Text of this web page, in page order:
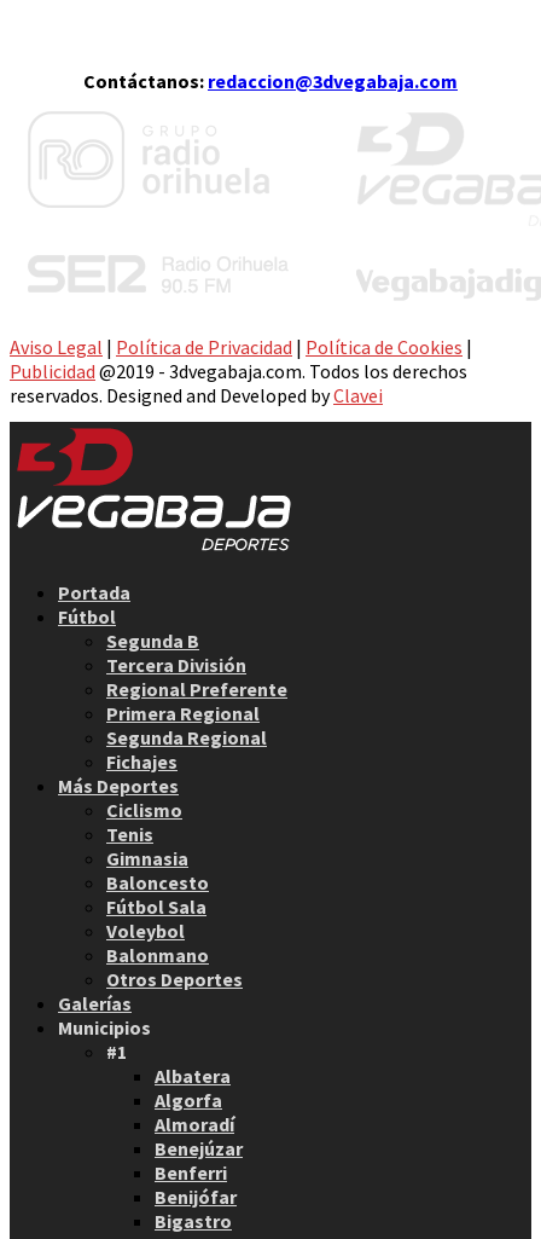
Contáctanos: redaccion@3dvegabaja.com
Aviso Legal | Política de Privacidad | Política de Cookies |
Publicidad @2019 - 3dvegabaja.com. Todos los derechos
reservados. Designed and Developed byClavei
Portada
Fútbol
Segunda B
Tercera División
Regional Preferente
Primera Regional
Segunda Regional
Fichajes
Más Deportes
Ciclismo
Tenis
Gimnasia
Baloncesto
Fútbol Sala
Voleybol
Balonmano
Otros Deportes
Galerías
Municipios
#1
Albatera
Algorfa
Almoradí
Benejúzar
Benferri
Benijófar
Bigastro